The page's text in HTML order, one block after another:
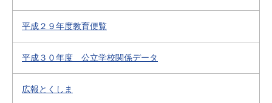
平成２９年度教育便覧
平成３０年度 公立学校関係データ
広報とくしま